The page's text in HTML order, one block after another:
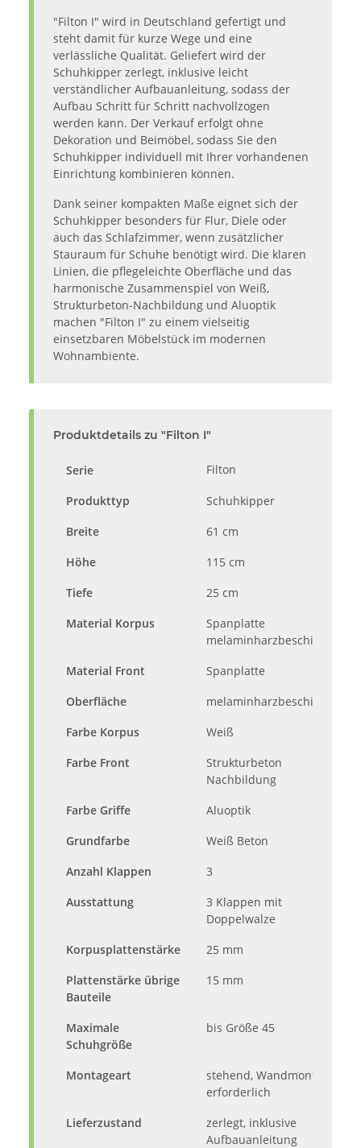
"Filton I" wird in Deutschland gefertigt und
steht damit für kurze Wege und eine
verlässliche Qualität. Geliefert wird der
Schuhkipper zerlegt, inklusive leicht
verständlicher Aufbauanleitung, sodass der
Aufbau Schritt für Schritt nachvollzogen
werden kann. Der Verkauf erfolgt ohne
Dekoration und Beimöbel, sodass Sie den
Schuhkipper individuell mit Ihrer vorhandenen
Einrichtung kombinieren können.
Dank seiner kompakten Maße eignet sich der
Schuhkipper besonders für Flur, Diele oder
auch das Schlafzimmer, wenn zusätzlicher
Stauraum für Schuhe benötigt wird. Die klaren
Linien, die pflegeleichte Oberfläche und das
harmonische Zusammenspiel von Weiß,
Strukturbeton-Nachbildung und Aluoptik
machen "Filton I" zu einem vielseitig
einsetzbaren Möbelstück im modernen
Wohnambiente.
Produktdetails zu "Filton I"
Serie Filton
Produkttyp
Schuhkipper
Breite
61 cm
Höhe
115 cm
Tiefe
25 cm
Material Korpus
Spanplatte
melaminharzbeschichtet
Material Front
Spanplatte
Oberfläche
melaminharzbeschichtet
Farbe Korpus
Weiß
Farbe Front
Strukturbeton
Nachbildung
Farbe Griffe
Aluoptik
Grundfarbe
Weiß Beton
Anzahl Klappen
3
Ausstattung
3 Klappen mit
Doppelwalze
Korpusplattenstärke
25 mm
Plattenstärke übrige
Bauteile
15 mm
Maximale
Schuhgröße
bis Größe 45
Montageart
stehend, Wandmontage
erforderlich
Lieferzustand
zerlegt, inklusive
Aufbauanleitung